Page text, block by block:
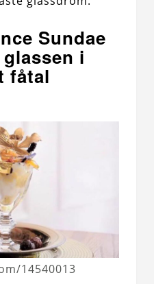
Sundae
i
fåtal
14540013